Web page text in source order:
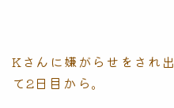
Kさんに嫌がらせをされ
て2日目から。